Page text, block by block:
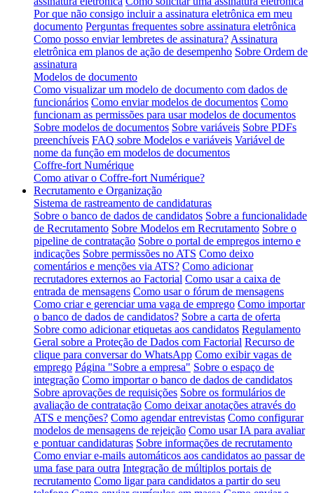
Por que não consigo incluir a assinatura eletrônica em meu
documento Perguntas frequentes sobre assinatura eletrônica
Como posso enviar lembretes de assinatura? Assinatura
eletrônica em planos de ação de desempenho Sobre Ordem de
assinatura
Modelos de documento
Como visualizar um modelo de documento com dados de
funcionários Como enviar modelos de documentos Como
funcionam as permissões para usar modelos de documentos
Sobre modelos de documentos Sobre variáveis Sobre PDFs
preenchíveis FAQ sobre Modelos e variáveis Variável de
nome da função em modelos de documentos
Coffre-fort Numérique
Como ativar o Coffre-fort Numérique?
Recrutamento e Organização
Sistema de rastreamento de candidaturas
Sobre o banco de dados de candidatos Sobre a funcionalidade
de Recrutamento Sobre Modelos em Recrutamento Sobre o
pipeline de contratação Sobre o portal de empregos interno e
indicações Sobre permissões no ATS Como deixo
comentários e menções via ATS? Como adicionar
recrutadores externos ao Factorial Como usar a caixa de
entrada de mensagens Como usar o fórum de mensagens
Como criar e gerenciar uma vaga de emprego Como importar
o banco de dados de candidatos? Sobre a carta de oferta
Sobre como adicionar etiquetas aos candidatos Regulamento
Geral sobre a Proteção de Dados com Factorial Recurso de
clique para conversar do WhatsApp Como exibir vagas de
emprego Página "Sobre a empresa" Sobre o espaço de
integração Como importar o banco de dados de candidatos
Sobre aprovações de requisições Sobre os formulários de
avaliação de contratação Como deixar anotações através do
ATS e menções? Como agendar entrevistas Como configurar
modelos de mensagens de rejeição Como usar IA para avaliar
e pontuar candidaturas Sobre informações de recrutamento
Como enviar e-mails automáticos aos candidatos ao passar de
uma fase para outra Integração de múltiplos portais de
recrutamento Como ligar para candidatos a partir do seu